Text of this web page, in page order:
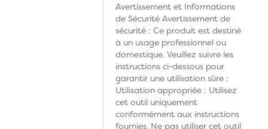
Avertissement et Informations
de Sécurité Avertissement de
sécurité : Ce produit est destiné
à un usage professionnel ou
domestique. Veuillez suivre les
instructions ci-dessous pour
garantir une utilisation sûre :
Utilisation appropriée : Utilisez
cet outil uniquement
conformément aux instructions
fournies. Ne pas utiliser cet outil